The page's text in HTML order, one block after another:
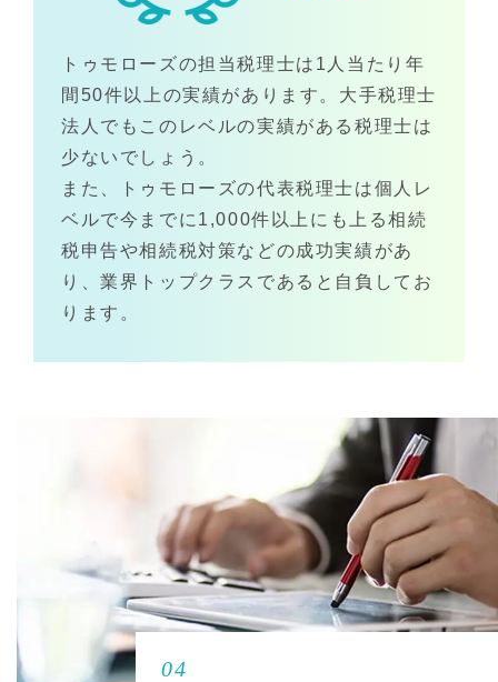
トゥモローズの担当税理士は1人当たり年
間50件以上の実績があります。大手税理士
法人でもこのレベルの実績がある税理士は
少ないでしょう。
また、トゥモローズの代表税理士は個人レ
ベルで今までに1,000件以上にも上る相続
税申告や相続税対策などの成功実績があ
り、業界トップクラスであると自負してお
ります。
04